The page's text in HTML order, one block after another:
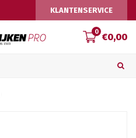
KLANTENSERVICE
0 €0,00